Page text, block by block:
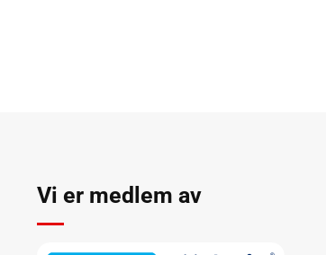
Vi er medlem av